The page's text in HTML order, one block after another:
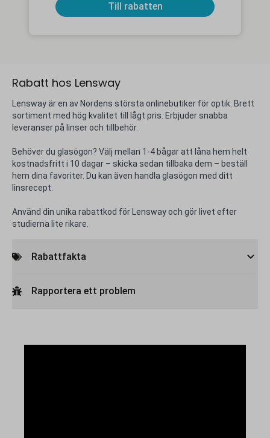
Till rabatten
Rabatt hos Lensway
Lensway är en av Nordens största onlinebutiker för optik. Brett
sortiment med hög kvalitet till lågt pris. Erbjuder snabba
leveranser på linser och tillbehör.
Behöver du glasögon? Välj mellan 1-4 bågar att låna hem helt
kostnadsfritt i 10 dagar – skicka sedan tillbaka dem – beställ
hem dina favoriter. Du kan även handla glasögon med ditt
linsrecept.
Använd din unika rabattkod för Lensway och gör livet efter
studierna lite rikare.
Rabattfakta
Rapportera ett problem